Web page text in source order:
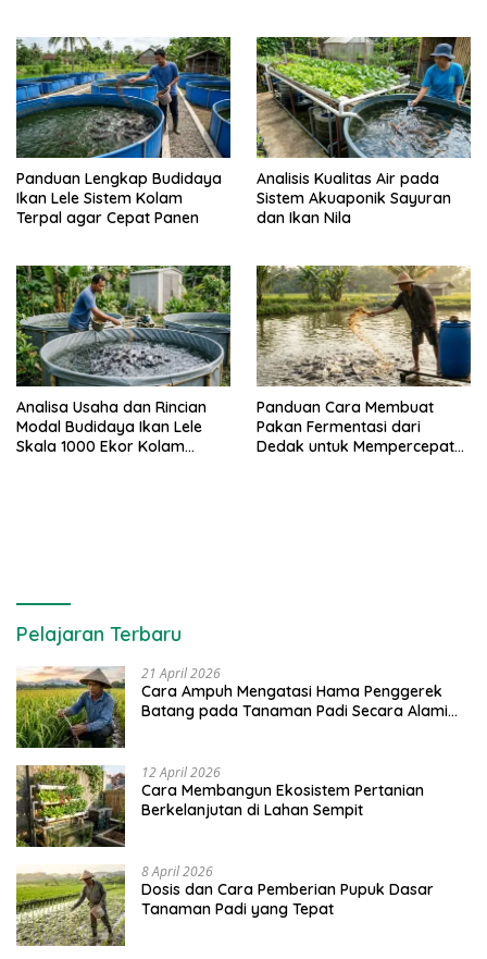
Panduan Lengkap Budidaya
Ikan Lele Sistem Kolam
Terpal agar Cepat Panen
Analisis Kualitas Air pada
Sistem Akuaponik Sayuran
dan Ikan Nila
Analisa Usaha dan Rincian
Modal Budidaya Ikan Lele
Skala 1000 Ekor Kolam
Panduan Cara Membuat
Pakan Fermentasi dari
Dedak untuk Mempercepat
Pelajaran Terbaru
21 April 2026
Cara Ampuh Mengatasi Hama Penggerek
Batang pada Tanaman Padi Secara Alami
12 April 2026
Cara Membangun Ekosistem Pertanian
Berkelanjutan di Lahan Sempit
8 April 2026
Dosis dan Cara Pemberian Pupuk Dasar
Tanaman Padi yang Tepat